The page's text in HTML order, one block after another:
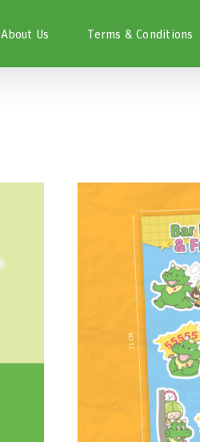
About Us Terms & Conditions